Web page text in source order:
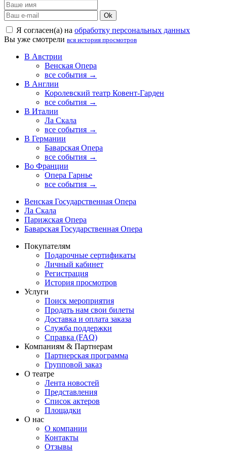
Ok
Я согласен(а) на обработку персональных данных
Вы уже смотрели вся история просмотров
В Австрии
Венская Опера
все события →
В Англии
Королевский театр Ковент-Гарден
все события →
В Италии
Ла Скала
все события →
В Германии
Баварская Опера
все события →
Во Франции
Опера Гарнье
все события →
Венская Государственная Опера
Ла Скала
Парижская Опера
Баварская Государственная Опера
Покупателям
Подарочные сертификаты
Личный кабинет
Регистрация
История просмотров
Услуги
Поиск мероприятия
Продать нам свои билеты
Доставка и оплата заказа
Служба поддержки
Справка (FAQ)
Компаниям & Партнерам
Партнерская программа
Групповой заказ
О театре
Лента новостей
Представления
Список актеров
Площадки
О нас
О компании
Контакты
Отзывы